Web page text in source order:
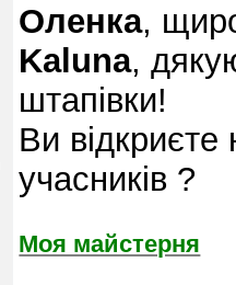
Оленка,
Kaluna,
штапівки!
Ви відкриєте
учасників ?
Моя майстерня